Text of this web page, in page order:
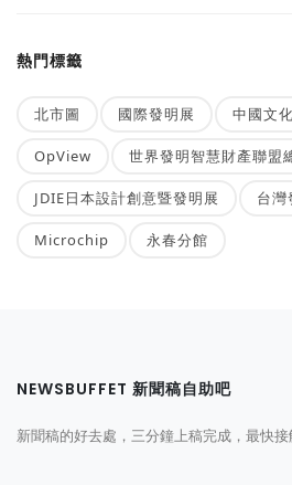
熱門標籤
北市圖 國際發明展 中國文
OpView 世界發明智慧財產聯盟
JDIE日本設計創意暨發明展 台灣
Microchip 永春分館
NEWSBUFFET 新聞稿自助吧
新聞稿的好去處，三分鐘上稿完成，最快接